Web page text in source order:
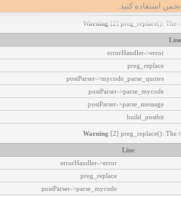
استفاده کنید.
Warning [2] preg_replace(): The
Line
errorHandler->error
preg_replace
postParser->mycode_parse_quotes
postParser->parse_mycode
postParser->parse_message
build_postbit
Warning [2] preg_replace(): The
Line
errorHandler->error
preg_replace
postParser->parse_mycode